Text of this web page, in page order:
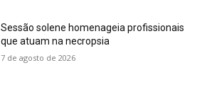
Sessão solene homenageia profissionais
que atuam na necropsia
7 de agosto de 2026